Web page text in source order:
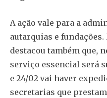
A ação vale para a
autarquias e
destacou também que,
serviço essencial será
e 24/02 vai haver
secretarias que